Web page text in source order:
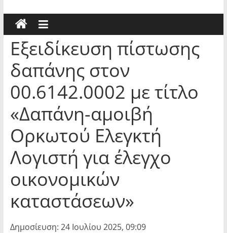
Εξειδίκευση πίστωσης
δαπάνης στον
00.6142.0002 με τίτλο
«Δαπάνη-αμοιβή
Ορκωτού Ελεγκτή
Λογιστή για έλεγχο
οικονομικών
καταστάσεων»
Δημοσίευση: 24 Ιουλίου 2025, 09:09